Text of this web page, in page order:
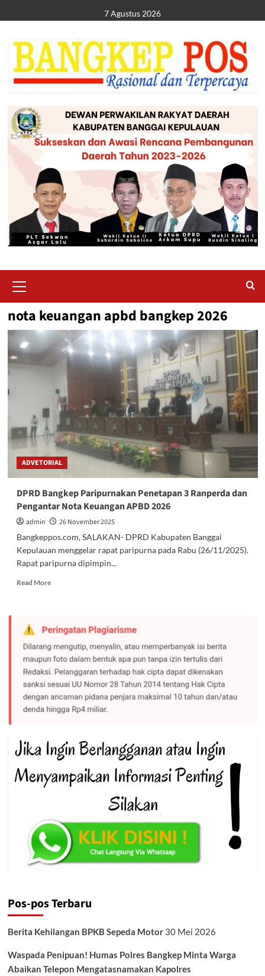
to
content
7 Agustus 2026
Menu
nota keuangan apbd bangkep 2026
ADVETORIAL
DPRD Bangkep Paripurnakan Penetapan 3 Ranperda dan
Pengantar Nota Keuangan APBD 2026
admin
26 November 2025
Bangkeppos.com, SALAKAN- DPRD Kabupaten Banggai
Kepulauan menggelar rapat paripurna pada Rabu (26/11/2025).
Rapat paripurna dipimpin...
Read MoreRead
Bangkep
Paripurnakan
Penetapan
3
Ranperda
dan
Pengantar
Nota
Keuangan
Pos-pos Terbaru
Berita Kehilangan BPKB Sepeda Motor 30 Mei 2026
Waspada Penipuan! Humas Polres Bangkep Minta Warga
Abaikan Telepon Mengatasnamakan Kapolres